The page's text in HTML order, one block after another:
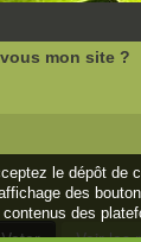
mon site ?
le dépôt de
des
contenus des